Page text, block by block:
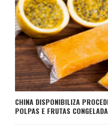
CHINA DISPONIBILIZA
POLPAS E FRUTAS